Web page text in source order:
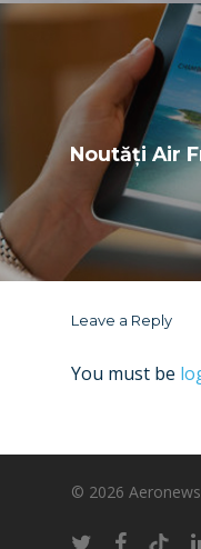
Noutăți Air
Leave a Reply
You must be
© 2026